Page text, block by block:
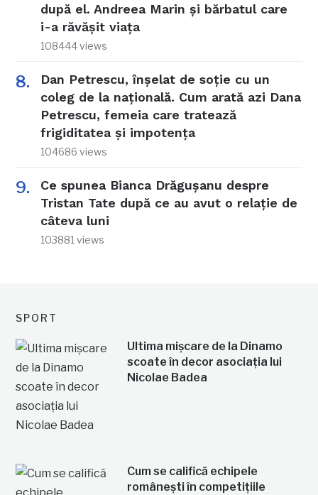
după el. Andreea Marin și bărbatul care
i-a răvășit viața
108444 views
Dan Petrescu, înșelat de soție cu un
coleg de la națională. Cum arată azi Dana
Petrescu, femeia care tratează
frigiditatea și impotența
104686 views
Ce spunea Bianca Drăgușanu despre
Tristan Tate după ce au avut o relație de
câteva luni
103881 views
SPORT
Ultima mișcare de la Dinamo
scoate în decor asociația lui
Nicolae Badea
Cum se califică echipele
românești în competițiile